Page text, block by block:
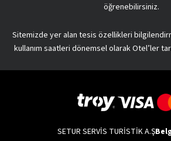
öğrenebilirsiniz.
Sitemizde yer alan tesis özellikleri
kullanım saatleri dönemsel olarak Otel’ler
SETUR SERVİS TURİSTİK A.Ş